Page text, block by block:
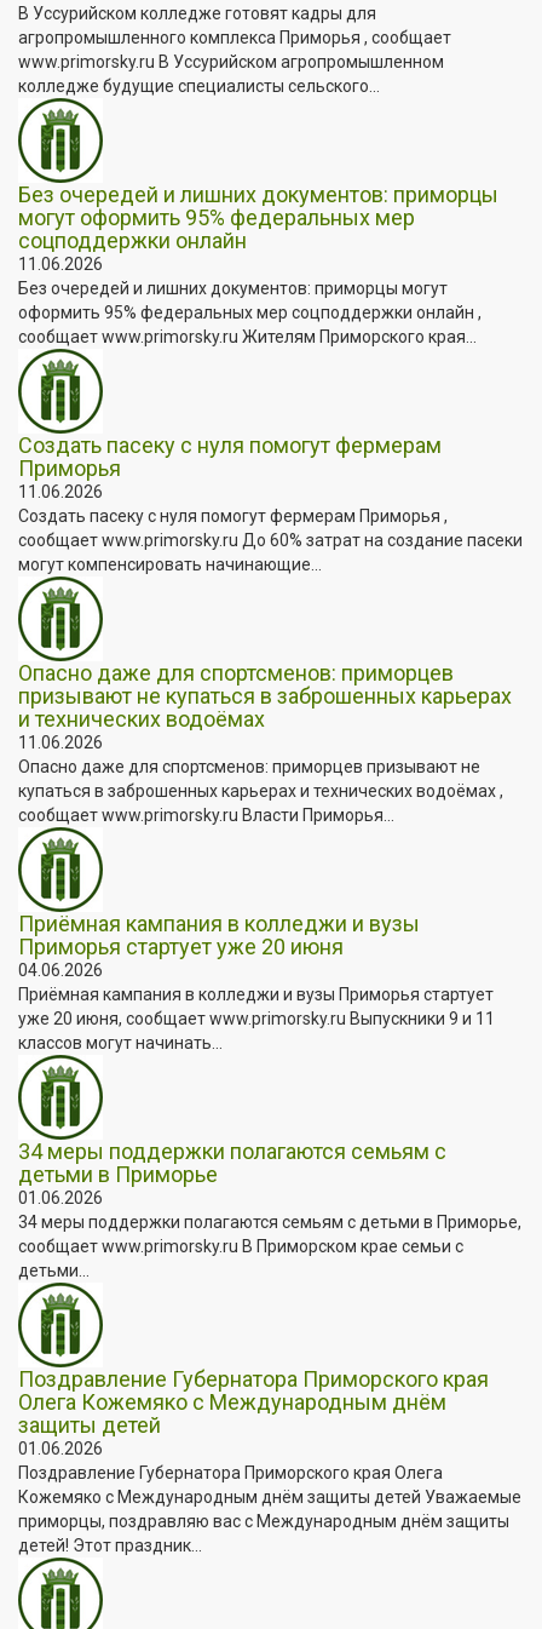
В Уссурийском колледже готовят кадры для
агропромышленного комплекса Приморья , сообщает
www.primorsky.ru В Уссурийском агропромышленном
колледже будущие специалисты сельского...
Без очередей и лишних документов: приморцы
могут оформить 95% федеральных мер
соцподдержки онлайн
11.06.2026
Без очередей и лишних документов: приморцы могут
оформить 95% федеральных мер соцподдержки онлайн ,
сообщает www.primorsky.ru Жителям Приморского края...
Создать пасеку с нуля помогут фермерам
Приморья
11.06.2026
Создать пасеку с нуля помогут фермерам Приморья ,
сообщает www.primorsky.ru До 60% затрат на создание пасеки
могут компенсировать начинающие...
Опасно даже для спортсменов: приморцев
призывают не купаться в заброшенных карьерах
и технических водоёмах
11.06.2026
Опасно даже для спортсменов: приморцев призывают не
купаться в заброшенных карьерах и технических водоёмах ,
сообщает www.primorsky.ru Власти Приморья...
Приёмная кампания в колледжи и вузы
Приморья стартует уже 20 июня
04.06.2026
Приёмная кампания в колледжи и вузы Приморья стартует
уже 20 июня, сообщает www.primorsky.ru Выпускники 9 и 11
классов могут начинать...
34 меры поддержки полагаются семьям с
детьми в Приморье
01.06.2026
34 меры поддержки полагаются семьям с детьми в Приморье,
сообщает www.primorsky.ru В Приморском крае семьи с
детьми...
Поздравление Губернатора Приморского края
Олега Кожемяко с Международным днём
защиты детей
01.06.2026
Поздравление Губернатора Приморского края Олега
Кожемяко с Международным днём защиты детей Уважаемые
приморцы, поздравляю вас с Международным днём защиты
детей! Этот праздник...